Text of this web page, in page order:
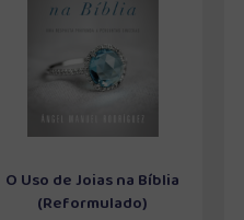
O Uso de Joias na Bíblia
(Reformulado)